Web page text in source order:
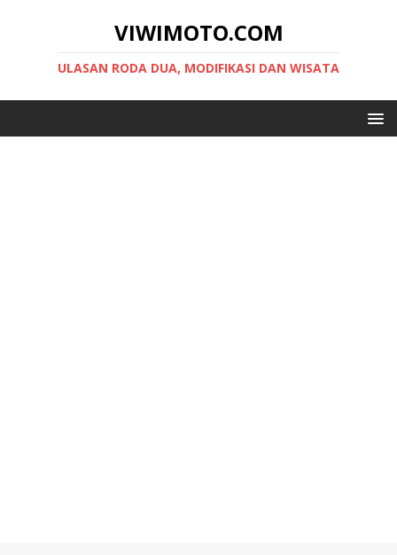
VIWIMOTO.COM
ULASAN RODA DUA, MODIFIKASI DAN WISATA